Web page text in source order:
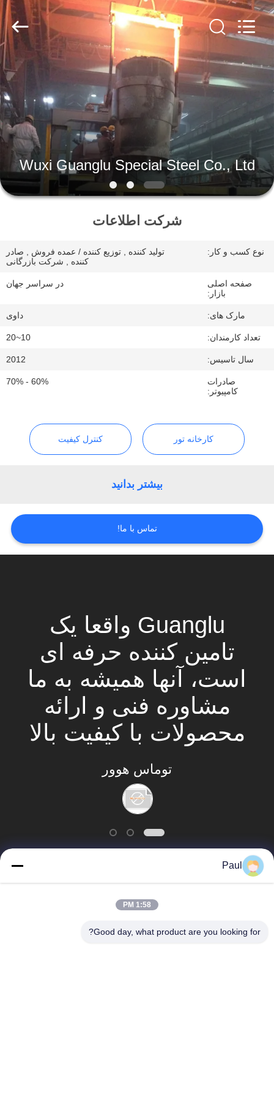
خانه
محصولات
فیلم
های
درباره
تور
کارخانه
کنترل
کیفیت
تماس
بگیرید
نقشه
POLICY
Wuxi
Guanglu
Special
Ltd.
All
Wuxi Guanglu Special Steel Co., Ltd
شرکت اطلاعات
نوع کسب و کار:
تولید کننده , توزیع کننده / عمده فروش , صادر
کننده , شرکت بازرگانی
صفحه اصلی
بازار:
در سراسر جهان
مارک های: داوی
تعداد کارمندان: 10~20
سال تاسیس: 2012
صادرات
کامپیوتر:
60% - 70%
کارخانه تور کنترل کیفیت
بیشتر بدانید
تماس با ما!
Guanglu واقعا یک
تامین کننده حرفه ای
است، آنها همیشه به ما
مشاوره فنی و ارائه
محصولات با کیفیت بالا
با قیمت بسیار رقابتی!
توماس هوور
دسته بندی های محبوب
فولاد ضد زنگ
تهویه مطبوع از فولاد
Paul
1:58 PM
Good day, what product are you looking for?